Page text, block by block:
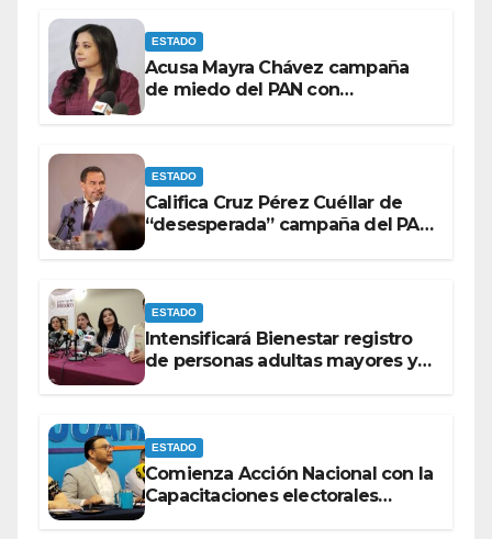
ESTADO
Acusa Mayra Chávez campaña
de miedo del PAN con
ESTADO
Califica Cruz Pérez Cuéllar de
“desesperada” campaña del PAN
ESTADO
Intensificará Bienestar registro
de personas adultas mayores y
ESTADO
Comienza Acción Nacional con la
Capacitaciones electorales